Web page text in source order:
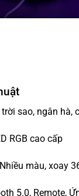
sao, ngân hà,
RGB cao cấp
màu, xoay
5.0, Remote,